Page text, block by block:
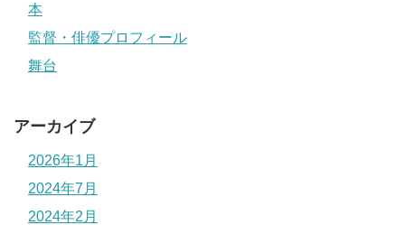
本
監督・俳優プロフィール
舞台
アーカイブ
2026年1月
2024年7月
2024年2月